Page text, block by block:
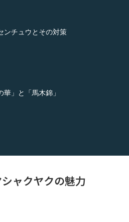
ンチュウとその対策
華」と「馬木錦」
ャクヤクの魅力